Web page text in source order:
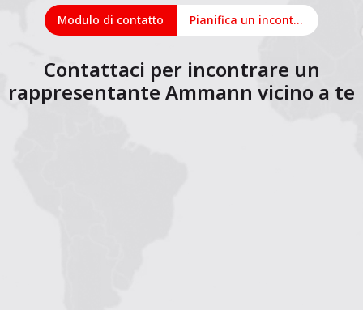
Modulo di contatto Pianifica un incontro online
Contattaci per incontrare un
rappresentante Ammann vicino a te